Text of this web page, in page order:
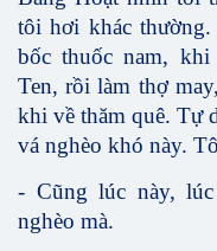
tôi hơi khác
bốc thuốc nam,
Ten, rồi làm thợ
khi về thăm quê. Tự
vá nghèo khó này.
- Cũng lúc này,
nghèo mà.